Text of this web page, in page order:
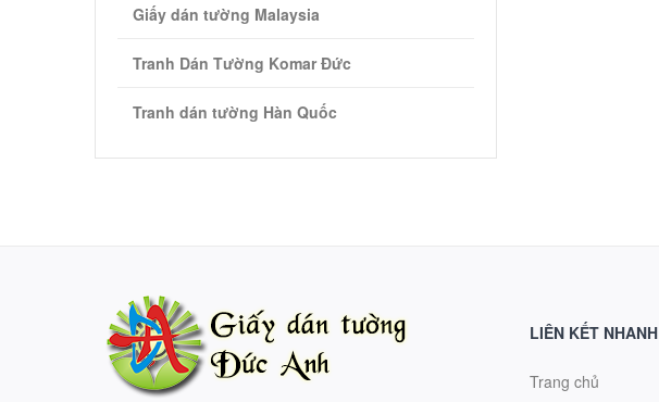
Giấy dán tường Malaysia
Tranh Dán Tường Komar Đức
Tranh dán tường Hàn Quốc
LIÊN KẾT NHANH
Trang chủ